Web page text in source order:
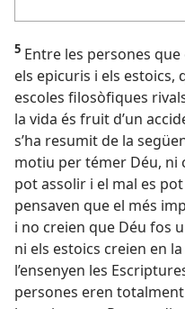
5 Entre les persones que
els epicuris i els estoics,
escoles filosòfiques
la vida és fruit d’un
s’ha resumit de la
motiu per témer Déu, ni
pot assolir i el mal es
pensaven que el més
i no creien que Déu fos
ni els estoics creien en
l’ensenyen les
persones eren